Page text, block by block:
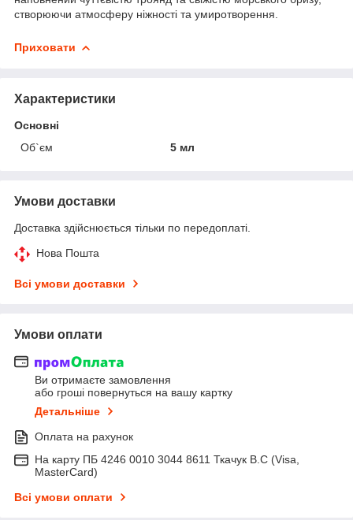
створюючи атмосферу ніжності та умиротворення.
Приховати
Характеристики
Основні
Об`єм
5 мл
Умови доставки
Доставка здійснюється тільки по передоплаті.
Нова Пошта
Всі умови доставки
Умови оплати
Ви отримаєте замовлення
або гроші повернуться на вашу картку
Детальніше
Оплата на рахунок
На карту ПБ 4246 0010 3044 8611 Ткачук В.С (Visa,
MasterCard)
Всі умови оплати